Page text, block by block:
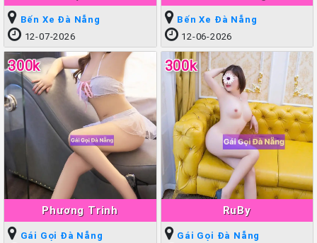
Bến Xe Đà Nẵng
12-07-2026
Bến Xe Đà Nẵng
12-06-2026
Phương Trinh
300k
Gái Gọi Đà Nẵng
RuBy
300k
Gái Gọi Đà Nẵng